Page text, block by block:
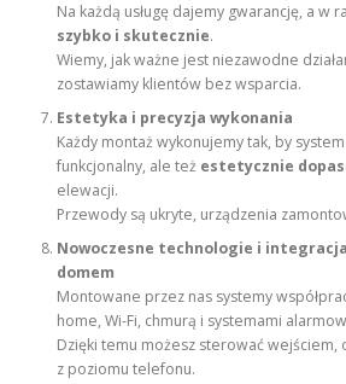
Na każdą usługę dajemy gwarancję, a w
szybko i skutecznie.
Wiemy, jak ważne jest niezawodne
zostawiamy klientów bez wsparcia.
Estetyka i precyzja wykonania
Każdy montaż wykonujemy tak, by
funkcjonalny, ale też estetycznie
elewacji.
Przewody są ukryte, urządzenia
Nowoczesne technologie i
domem
Montowane przez nas systemy
home, Wi-Fi, chmurą i systemami
Dzięki temu możesz sterować wejściem,
z poziomu telefonu.